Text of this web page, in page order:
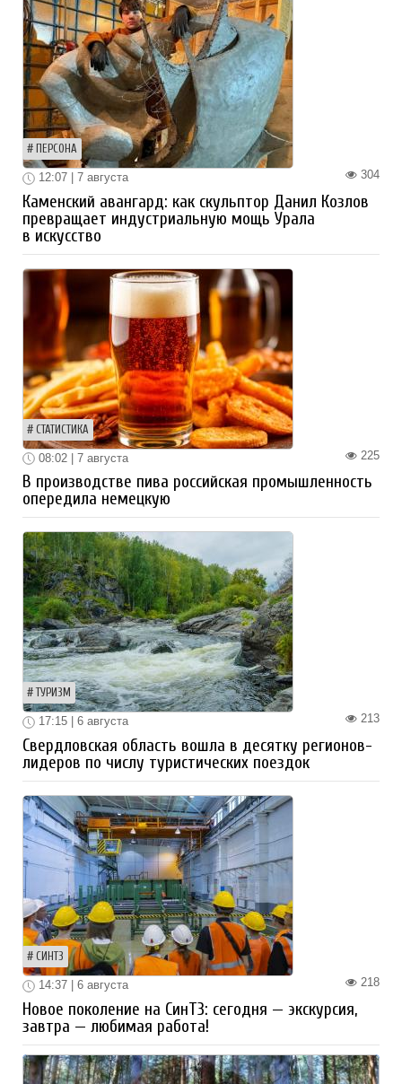
ПЕРСОНА
304
12:07 | 7 августа
Каменский авангард: как скульптор Данил Козлов
превращает индустриальную мощь Урала
в искусство
СТАТИСТИКА
225
08:02 | 7 августа
В производстве пива российская промышленность
опередила немецкую
ТУРИЗМ
213
17:15 | 6 августа
Свердловская область вошла в десятку регионов-
лидеров по числу туристических поездок
СИНТЗ
218
14:37 | 6 августа
Новое поколение на СинТЗ: сегодня — экскурсия,
завтра — любимая работа!